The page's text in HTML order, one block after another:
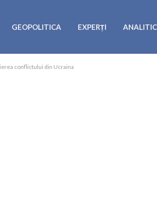
GEOPOLITICA EXPERȚI
conflictului din Ucraina